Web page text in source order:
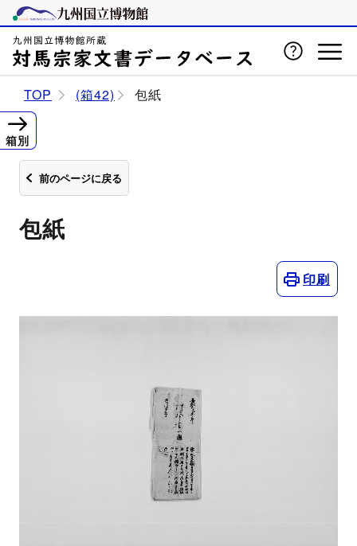
TOP (箱42) 包紙
前のページに戻る
包紙
印刷
箱別